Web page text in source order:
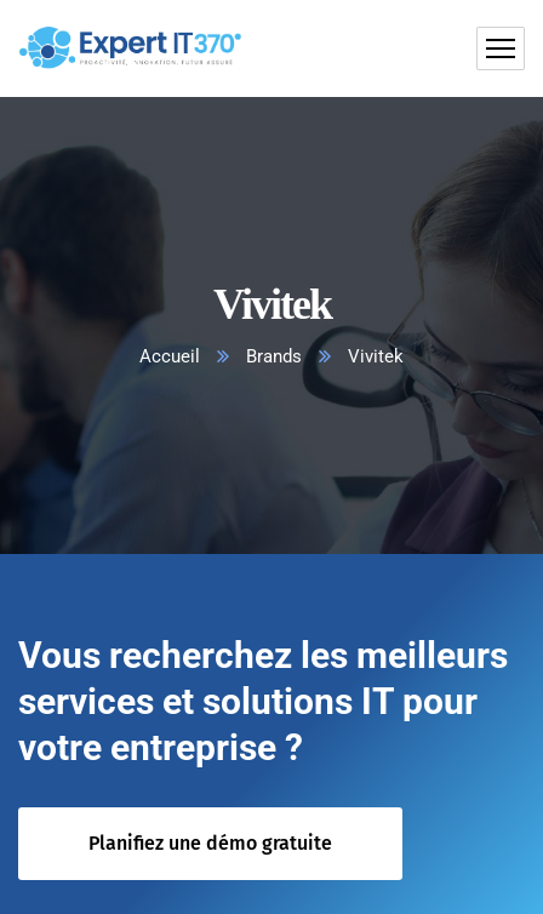
Vivitek
Accueil Brands Vivitek
Vous recherchez les meilleurs
services et solutions IT pour
votre entreprise ?
Planifiez une démo gratuite